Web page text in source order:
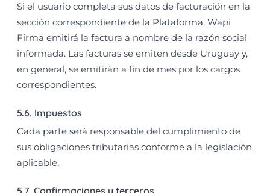
Si el usuario completa sus datos de facturación en la
sección correspondiente de la Plataforma, Wapi
Firma emitirá la factura a nombre de la razón social
informada. Las facturas se emiten desde Uruguay y,
en general, se emitirán a fin de mes por los cargos
correspondientes.
5.6. Impuestos
Cada parte será responsable del cumplimiento de
sus obligaciones tributarias conforme a la legislación
aplicable.
5.7. Confirmaciones y terceros